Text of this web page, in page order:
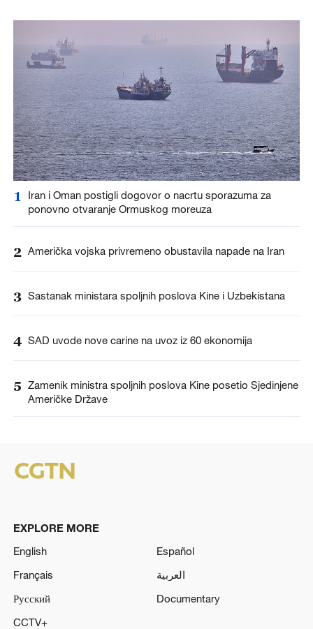
1
Iran i Oman postigli dogovor o nacrtu sporazuma za
ponovno otvaranje Ormuskog moreuza
2 Američka vojska privremeno obustavila napade na Iran
3 Sastanak ministara spoljnih poslova Kine i Uzbekistana
4 SAD uvode nove carine na uvoz iz 60 ekonomija
5 Zamenik ministra spoljnih poslova Kine posetio Sjedinjene
Američke Države
EXPLORE MORE
English
Español
Français
العربية
Русский
Documentary
CCTV+